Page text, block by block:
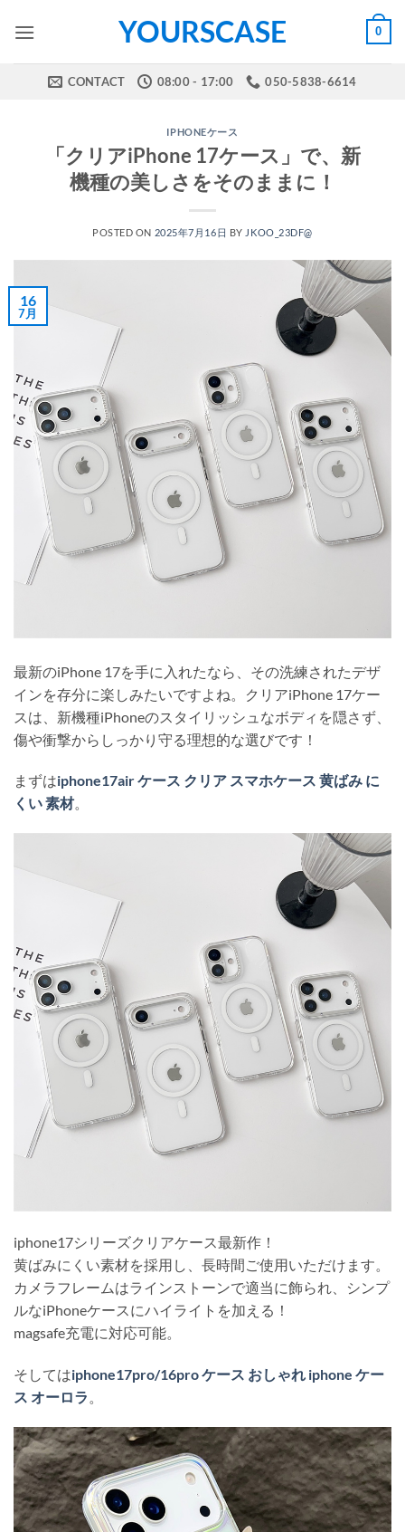
YOURSCASE 0
CONTACT 08:00 - 17:00 050-5838-6614
IPHONEケース
「クリアiPhone 17ケース」で、新
機種の美しさをそのままに！
POSTED ON 2025年7月16日 BY JKOO_23DF@
16
7月
最新のiPhone 17を手に入れたなら、その洗練されたデザ
インを存分に楽しみたいですよね。クリアiPhone 17ケー
スは、新機種iPhoneのスタイリッシュなボディを隠さず、
傷や衝撃からしっかり守る理想的な選びです！
まずはiphone17air ケース クリア スマホケース 黄ばみ に
くい 素材。
iphone17シリーズクリアケース最新作！
黄ばみにくい素材を採用し、長時間ご使用いただけます。
カメラフレームはラインストーンで適当に飾られ、シンプ
ルなiPhoneケースにハイライトを加える！
magsafe充電に対応可能。
そしてはiphone17pro/16pro ケース おしゃれ iphone ケー
ス オーロラ